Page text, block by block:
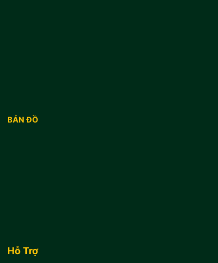
BẢN ĐỒ
Hỗ Trợ